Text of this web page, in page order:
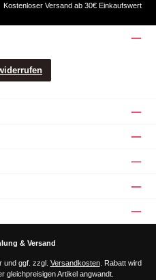
Kostenloser Versand ab 30€ Einkaufswert
& Versand
und ggf. zzgl. Versandkosten. Rabatt wird
gleichpreisigen Artikel angwandt.